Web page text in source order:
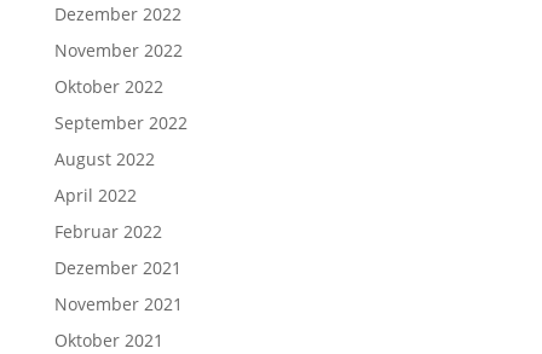
Dezember 2022
November 2022
Oktober 2022
September 2022
August 2022
April 2022
Februar 2022
Dezember 2021
November 2021
Oktober 2021